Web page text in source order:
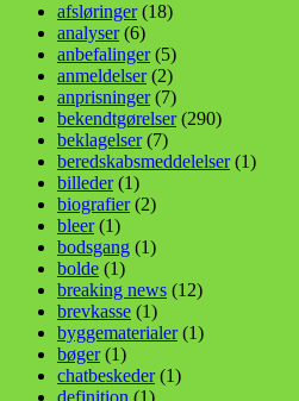
afsløringer(18)
analyser(6)
anbefalinger(5)
anmeldelser(2)
anprisninger(7)
bekendtgørelser(290)
beklagelser(7)
beredskabsmeddelelser(1)
billeder(1)
biografier(2)
bleer(1)
bodsgang (1)
bolde (1)
breaking news (12)
brevkasse (1)
byggematerialer(1)
bøger(1)
chatbeskeder(1)